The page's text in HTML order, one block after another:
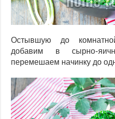
Остывшую до
добавим в сырно-
перемешаем начинку до